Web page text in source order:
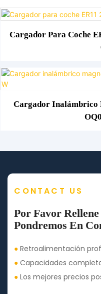
Cargador Para Coche
Cargador Inalámbrico
CONTACT US
Por Favor
Pondremos En
● Retroalimentación
● Capacidades
● Los mejores precios